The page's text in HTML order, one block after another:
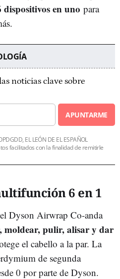
en uno para
noticias clave sobre
APUNTARME
EL LEÓN DE EL ESPAÑOL
facilitados con la finalidad de remitirle
6 en 1
Dyson Airwrap Co-anda
moldear, pulir, alisar y dar
el cabello a la par. La
de segunda
0 por parte de Dyson.